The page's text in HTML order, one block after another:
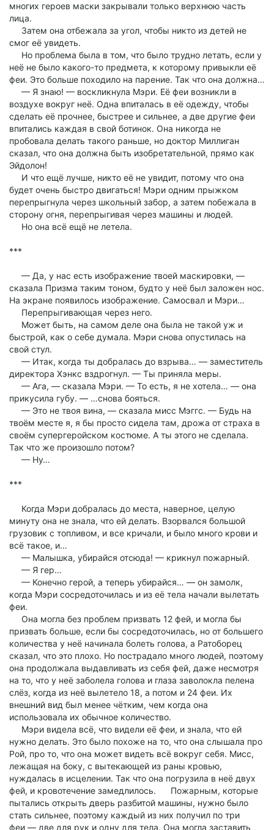
многих героев маски закрывали только верхнюю часть
лица.
Затем она отбежала за угол, чтобы никто из детей не
смог её увидеть.
Но проблема была в том, что было трудно летать, если у
неё не было какого-то предмета, к которому привыкли её
феи. Это больше походило на парение. Так что она должна…
— Я знаю! — воскликнула Мэри. Её феи возникли в
воздухе вокруг неё. Одна впиталась в её одежду, чтобы
сделать её прочнее, быстрее и сильнее, а две другие феи
впитались каждая в свой ботинок. Она никогда не
пробовала делать такого раньше, но доктор Миллиган
сказал, что она должна быть изобретательной, прямо как
Эйдолон!
И что ещё лучше, никто её не увидит, потому что она
будет очень быстро двигаться! Мэри одним прыжком
перепрыгнула через школьный забор, а затем побежала в
сторону огня, перепрыгивая через машины и людей.
Но она всё ещё не летела.
***
— Да, у нас есть изображение твоей маскировки, —
сказала Призма таким тоном, будто у неё был заложен нос.
На экране появилось изображение. Самосвал и Мэри…
Перепрыгивающая через него.
Может быть, на самом деле она была не такой уж и
быстрой, как о себе думала. Мэри снова опустилась на
свой стул.
— Итак, когда ты добралась до взрыва… — заместитель
директора Хэнкс вздрогнул. — Ты приняла меры.
— Ага, — сказала Мэри. — То есть, я не хотела… — она
прикусила губу. — …снова бояться.
— Это не твоя вина, — сказала мисс Мэггс. — Будь на
твоём месте я, я бы просто сидела там, дрожа от страха в
своём супергеройском костюме. А ты этого не сделала.
Так что же произошло потом?
— Ну…
***
Когда Мэри добралась до места, наверное, целую
минуту она не знала, что ей делать. Взорвался большой
грузовик с топливом, и все кричали, и было много крови и
всё такое, и…
— Малышка, убирайся отсюда! — крикнул пожарный.
— Я гер…
— Конечно герой, а теперь убирайся… — он замолк,
когда Мэри сосредоточилась и из её тела начали вылетать
феи.
Она могла без проблем призвать 12 фей, и могла бы
призвать больше, если бы сосредоточилась, но от большего
количества у неё начинала болеть голова, а Ратоборец
сказал, что это плохо. Но пострадало много людей, поэтому
она продолжала выдавливать из себя фей, даже несмотря
на то, что у неё заболела голова и глаза заволокла пелена
слёз, когда из неё вылетело 18, а потом и 24 феи. Их
внешний вид был менее чётким, чем когда она
использовала их обычное количество.
Мэри видела всё, что видели её феи, и знала, что ей
нужно делать. Это было похоже на то, что она слышала про
Рой, про то, что она может видеть всё вокруг себя. Мисс,
лежащая на боку, с вытекающей из раны кровью,
нуждалась в исцелении. Так что она погрузила в неё двух
фей, и кровотечение замедлилось. Пожарным, которые
пытались открыть дверь разбитой машины, нужно было
стать сильнее, поэтому каждый из них получил по три
феи — две для рук и одну для тела. Она могла заставить